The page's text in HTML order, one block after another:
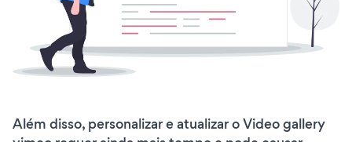
Além disso, personalizar e atualizar o Video gallery